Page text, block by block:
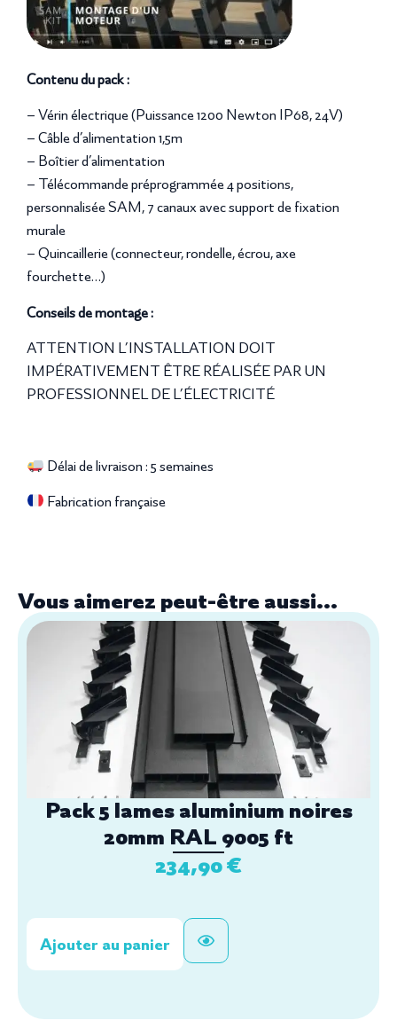
Contenu du pack :
– Vérin électrique (Puissance 1200 Newton IP68, 24V)
– Câble d’alimentation 1,5m
– Boîtier d’alimentation
– Télécommande préprogrammée 4 positions,
personnalisée SAM, 7 canaux avec support de fixation
murale
– Quincaillerie (connecteur, rondelle, écrou, axe
fourchette…)
Conseils de montage :
ATTENTION L’INSTALLATION DOIT
IMPÉRATIVEMENT ÊTRE RÉALISÉE PAR UN
PROFESSIONNEL DE L’ÉLECTRICITÉ
Délai de livraison : 5 semaines
Fabrication française
Vous aimerez peut-être aussi...
Pack 5 lames aluminium noires
20mm RAL 9005 ft
234,90€
Ajouter au panier